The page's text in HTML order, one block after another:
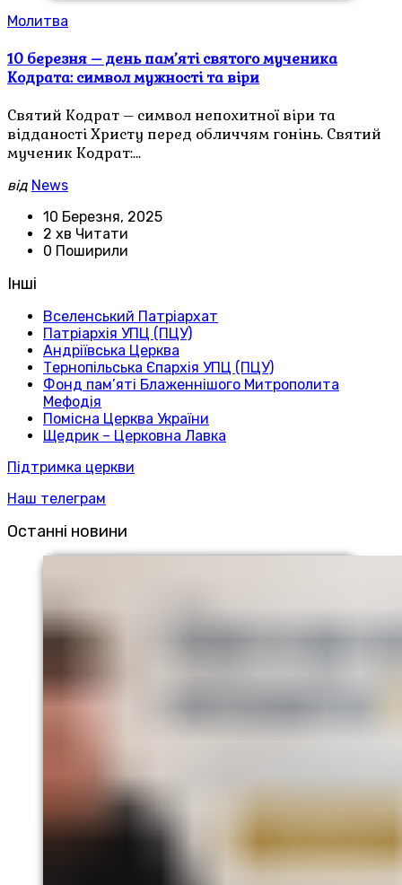
Молитва
10 березня – день пам’яті святого мученика
Кодрата: символ мужності та віри
Святий Кодрат – символ непохитної віри та
відданості Христу перед обличчям гонінь. Святий
мученик Кодрат:…
від News
10 Березня, 2025
2 хв Читати
0 Поширили
Інші
Вселенський Патріархат
Патріархія УПЦ (ПЦУ)
Андріївська Церква
Тернопільська Єпархія УПЦ (ПЦУ)
Фонд пам’яті Блаженнішого Митрополита
Мефодія
Помісна Церква України
Щедрик – Церковна Лавка
Підтримка церкви
Наш телеграм
Останні новини